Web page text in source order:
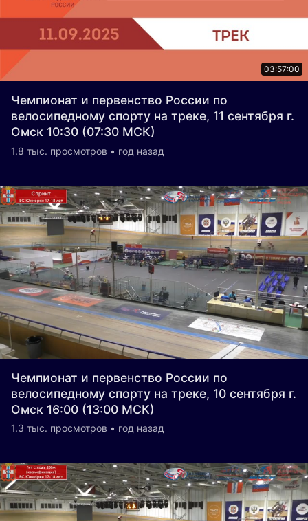
03:57:00
Чемпионат и первенство России по
велосипедному спорту на треке, 11 сентября г.
Омск 10:30 (07:30 МСК)
1.8 тыс. просмотров • год назад
Чемпионат и первенство России по
велосипедному спорту на треке, 10 сентября г.
Омск 16:00 (13:00 МСК)
1.3 тыс. просмотров • год назад